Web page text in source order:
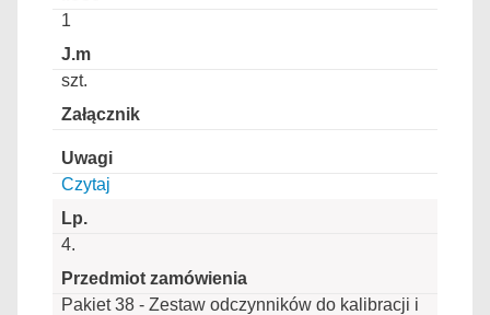
1
szt.
Czytaj
4.
Pakiet 38 - Zestaw odczynników do kalibracji i